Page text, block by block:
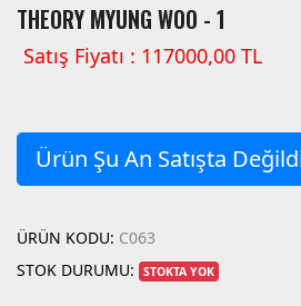
THEORY MYUNG WOO - 1
Satış Fiyatı : 117000,00 TL
Ürün Şu An Satışta
ÜRÜN KODU: C063
STOK DURUMU:
STOKTA YOK